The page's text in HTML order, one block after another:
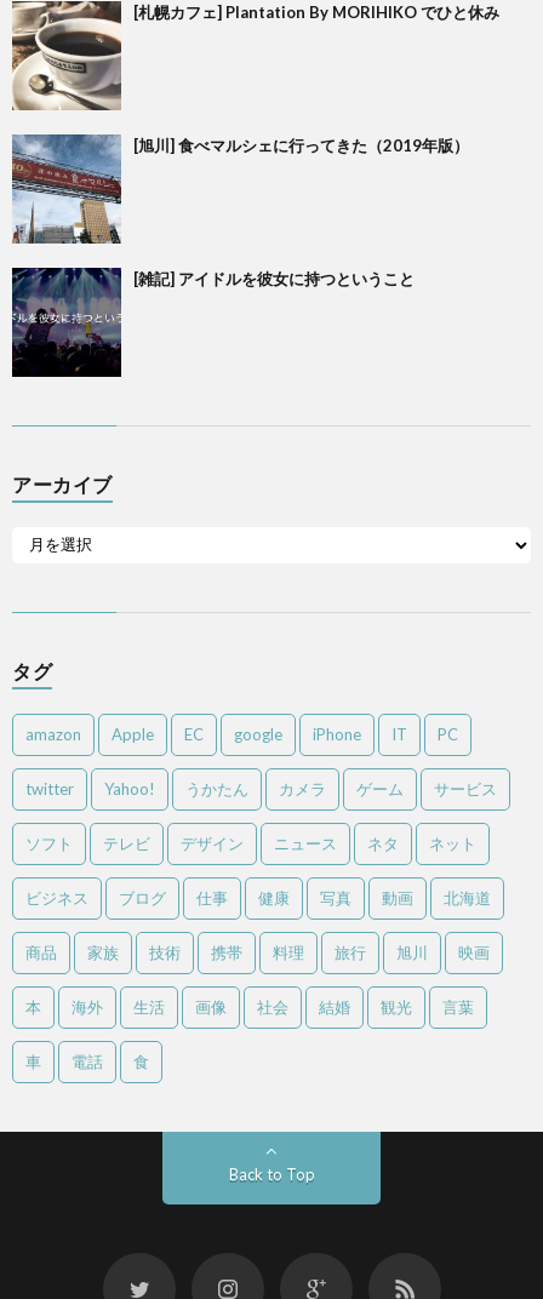
[札幌カフェ] Plantation By MORIHIKO でひと休み
[旭川] 食べマルシェに行ってきた（2019年版）
[雑記] アイドルを彼女に持つということ
アーカイブ
タグ
amazon Apple EC google iPhone IT PC
twitter Yahoo! うかたん カメラ ゲーム サービス
ソフト テレビ デザイン ニュース ネタ ネット
ビジネス ブログ 仕事 健康 写真 動画 北海道
商品 家族 技術 携帯 料理 旅行 旭川 映画
本 海外 生活 画像 社会 結婚 観光 言葉
車 電話 食
Back to Top